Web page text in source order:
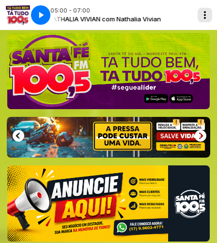
05:00 - 07:00
NATHALIA VIVIAN com Nathalia Vivian